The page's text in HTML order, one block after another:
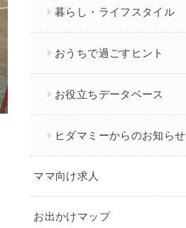
暮らし・ライフスタイル
おうちで過ごすヒント
お役立ちデータベース
ヒダマミーからのお知らせ
ママ向け求人
お出かけマップ